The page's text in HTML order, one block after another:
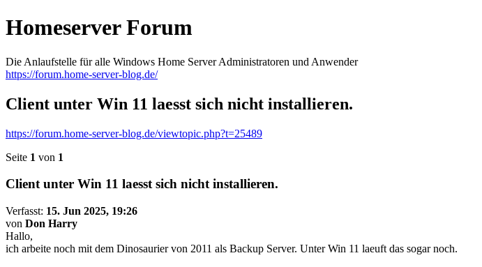
Homeserver Forum
Die Anlaufstelle für alle Windows Home Server Administratoren und Anwender
https://forum.home-server-blog.de/
Client unter Win 11 laesst sich nicht installieren.
https://forum.home-server-blog.de/viewtopic.php?t=25489
Seite 1 von 1
Client unter Win 11 laesst sich nicht installieren.
Verfasst: 15. Jun 2025, 19:26
von Don Harry
Hallo,
ich arbeite noch mit dem Dinosaurier von 2011 als Backup Server. Unter Win 11 laeuft das sogar noch.